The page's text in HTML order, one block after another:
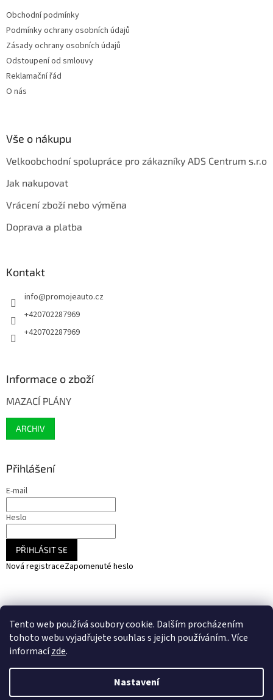
Tento web používá soubory cookie. Dalším procházením
tohoto webu vyjadřujete souhlas s jejich používáním.. Více
informacízde.
Nastavení
Obchodní podmínky
Podmínky ochrany osobních údajů
Zásady ochrany osobních údajů
Odstoupení od smlouvy
Reklamační řád
O nás
Vše o nákupu
Velkoobchodní spolupráce pro zákazníky ADS Centrum s.r.o
Jak nakupovat
Vrácení zboží nebo výměna
Doprava a platba
Kontakt
info@promojeauto.cz
+420702287969
+420702287969
Informace o zboží
MAZACÍ PLÁNY
ARCHIV
Přihlášení
E-mail
Heslo
PŘIHLÁSIT SE
Nová registraceZapomenuté heslo
SOLARCZ.cz - Vše pro solární energie a fotovoltaiku
Vytvořil Shoptet